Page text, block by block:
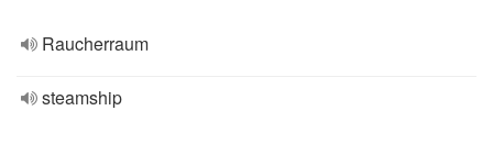
Raucherraum
steamship